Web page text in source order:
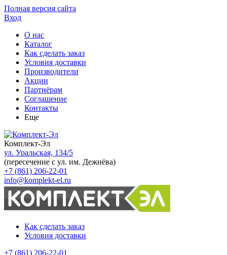
Полная версия сайта
Вход
О нас
Каталог
Как сделать заказ
Условия доставки
Производители
Акции
Партнёрам
Соглашение
Контакты
Еще
Комплект-Эл
ул. Уральская, 134/5
(пересечение с ул. им. Дежнёва)
+7 (861) 206-22-01
info@komplekt-el.ru
Как сделать заказ
Условия доставки
+7 (861) 206-22-01